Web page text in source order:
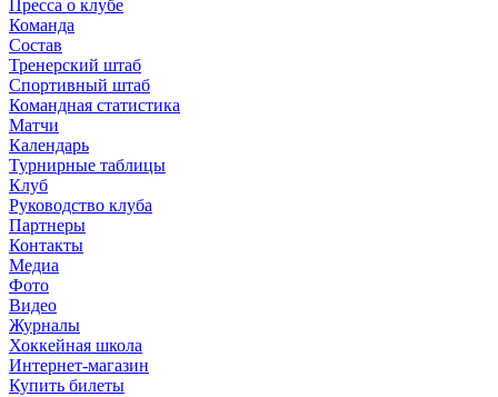
Пресса о клубе
Команда
Состав
Тренерский штаб
Спортивный штаб
Командная статистика
Матчи
Календарь
Турнирные таблицы
Клуб
Руководство клуба
Партнеры
Контакты
Медиа
Фото
Видео
Журналы
Хоккейная школа
Интернет-магазин
Купить билеты